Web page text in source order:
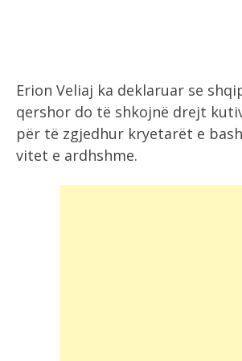
Erion Veliaj ka deklaruar se
qershor do të shkojnë drejt
për të zgjedhur kryetarët e
vitet e ardhshme.